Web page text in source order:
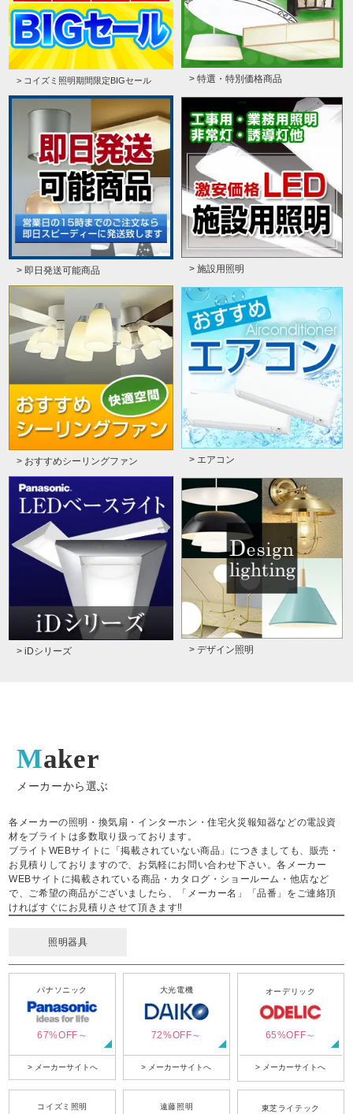
> コイズミ照明期間限定BIGセール > 特選・特別価格商品
> 即日発送可能商品 > 施設用照明
> おすすめシーリングファン > エアコン
> iDシリーズ > デザイン照明
Maker
メーカーから選ぶ
各メーカーの照明・換気扇・インターホン・住宅火災報知器などの電設資
材をブライトは多数取り扱っております。
ブライトWEBサイトに「掲載されていない商品」につきましても、販売・
お見積りしておりますので、お気軽にお問い合わせ下さい。各メーカー
WEBサイトに掲載されている商品・カタログ・ショールーム・他店など
で、ご希望の商品がございましたら、「メーカー名」「品番」をご連絡頂
ければすぐにお見積りさせて頂きます‼
照明器具
パナソニック
67%OFF～
> メーカーサイトへ
大光電機
72%OFF～
> メーカーサイトへ
オーデリック
65%OFF～
> メーカーサイトへ
コイズミ照明 遠藤照明 東芝ライテック